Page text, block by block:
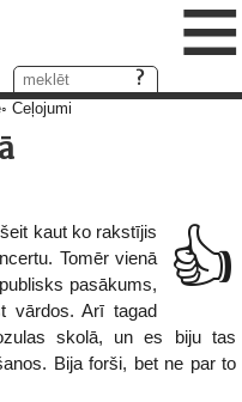
≡
Ceļojumi
👍
kaut ko rakstījis
Tomēr vienā
pasākums,
vārdos. Arī tagad
skolā, un es biju tas
Bija forši, bet ne par to